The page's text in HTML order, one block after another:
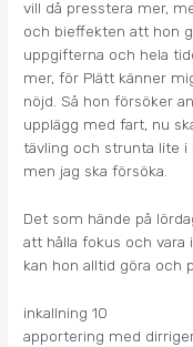
vill då presstera mer,
och bieffekten att hon
uppgifterna och hela
mer, för Plätt känner
nöjd. Så hon försöker
upplägg med fart, nu
tävling och strunta lite i
men jag ska försöka.
Det som hände på
att hålla fokus och
kan hon alltid göra och
inkallning 10
apportering med